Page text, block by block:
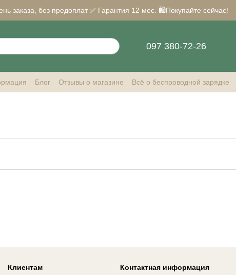
заказа, без предоплат ✅ Гарантия 12 мес. 🛍️Покупайте сейчас!
097 380-72-26
Блог Отзывы о магазине
Всё о беспроводной зарядке
Клиентам Контактная информация